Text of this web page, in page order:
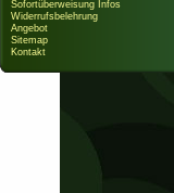
Sofortüberweisung Infos
Widerrufsbelehrung
Angebot
Sitemap
Kontakt